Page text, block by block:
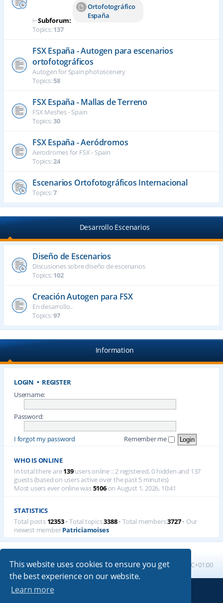
This website uses cookies to ensure you get
the best experience on our website.
Learn more
⊢Subforum:
Ortofotográfico
España
Topics:137
FSX España - Autogen para escenarios
ortofotográficos
Autogen for Spain photoscenery
Topics:58
FSX España - Mallas de Terreno
FSX Meshes - Spain
Topics:30
FSX España - Aeródromos
Aerodromes for FSX - Spain
Topics:24
Escenarios Ortofotográficos Internacional
Topics:7
Desarrollo Escenarios
Diseño de Escenarios
Discusiones sobre diseño de escenarios
Topics:102
Creación Autogen para FSX
En desarrollo..
Topics:97
Information
LOGIN • REGISTER
Username:
Password:
I forgot my password Remember me
WHO IS ONLINE
In total there are139users online :: 2 registered, 0 hidden and 137
guests (based on users active over the past 5 minutes)
Most users ever online was5106on August 1, 2026, 10:41
STATISTICS
Total posts 12353• Total topics3388• Total members3727• Our
newest memberPatriciamoises
Board index All times are UTC+01:00